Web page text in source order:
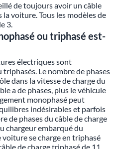
de toujours avoir un câble
voiture. Tous les modèles de
3.
ou triphasé est-
électriques sont
Le nombre de phases
dans la vitesse de charge du
a de phases, plus le véhicule
monophasé peut
indésirables et parfois
de phases du câble de charge
chargeur embarqué du
se charge en triphasé
de charge triphasé de 11